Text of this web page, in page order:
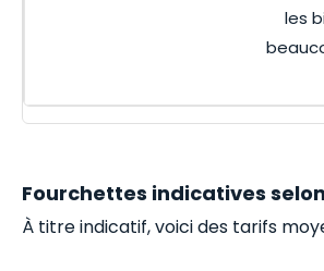
les
Fourchettes indicatives
À titre indicatif, voici des tarifs